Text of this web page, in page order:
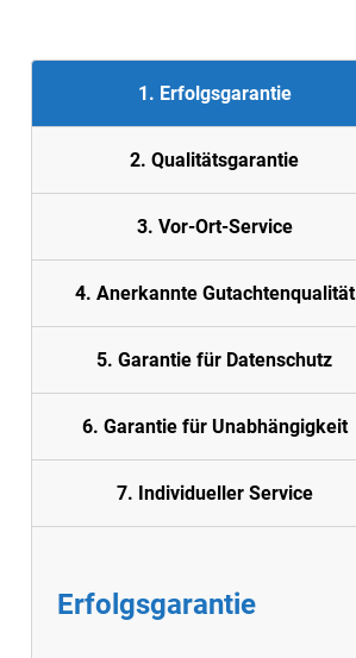
1. Erfolgsgarantie
2. Qualitätsgarantie
3. Vor-Ort-Service
4. Anerkannte Gutachtenqualität
5. Garantie für Datenschutz
6. Garantie für Unabhängigkeit
7. Individueller Service
Erfolgsgarantie